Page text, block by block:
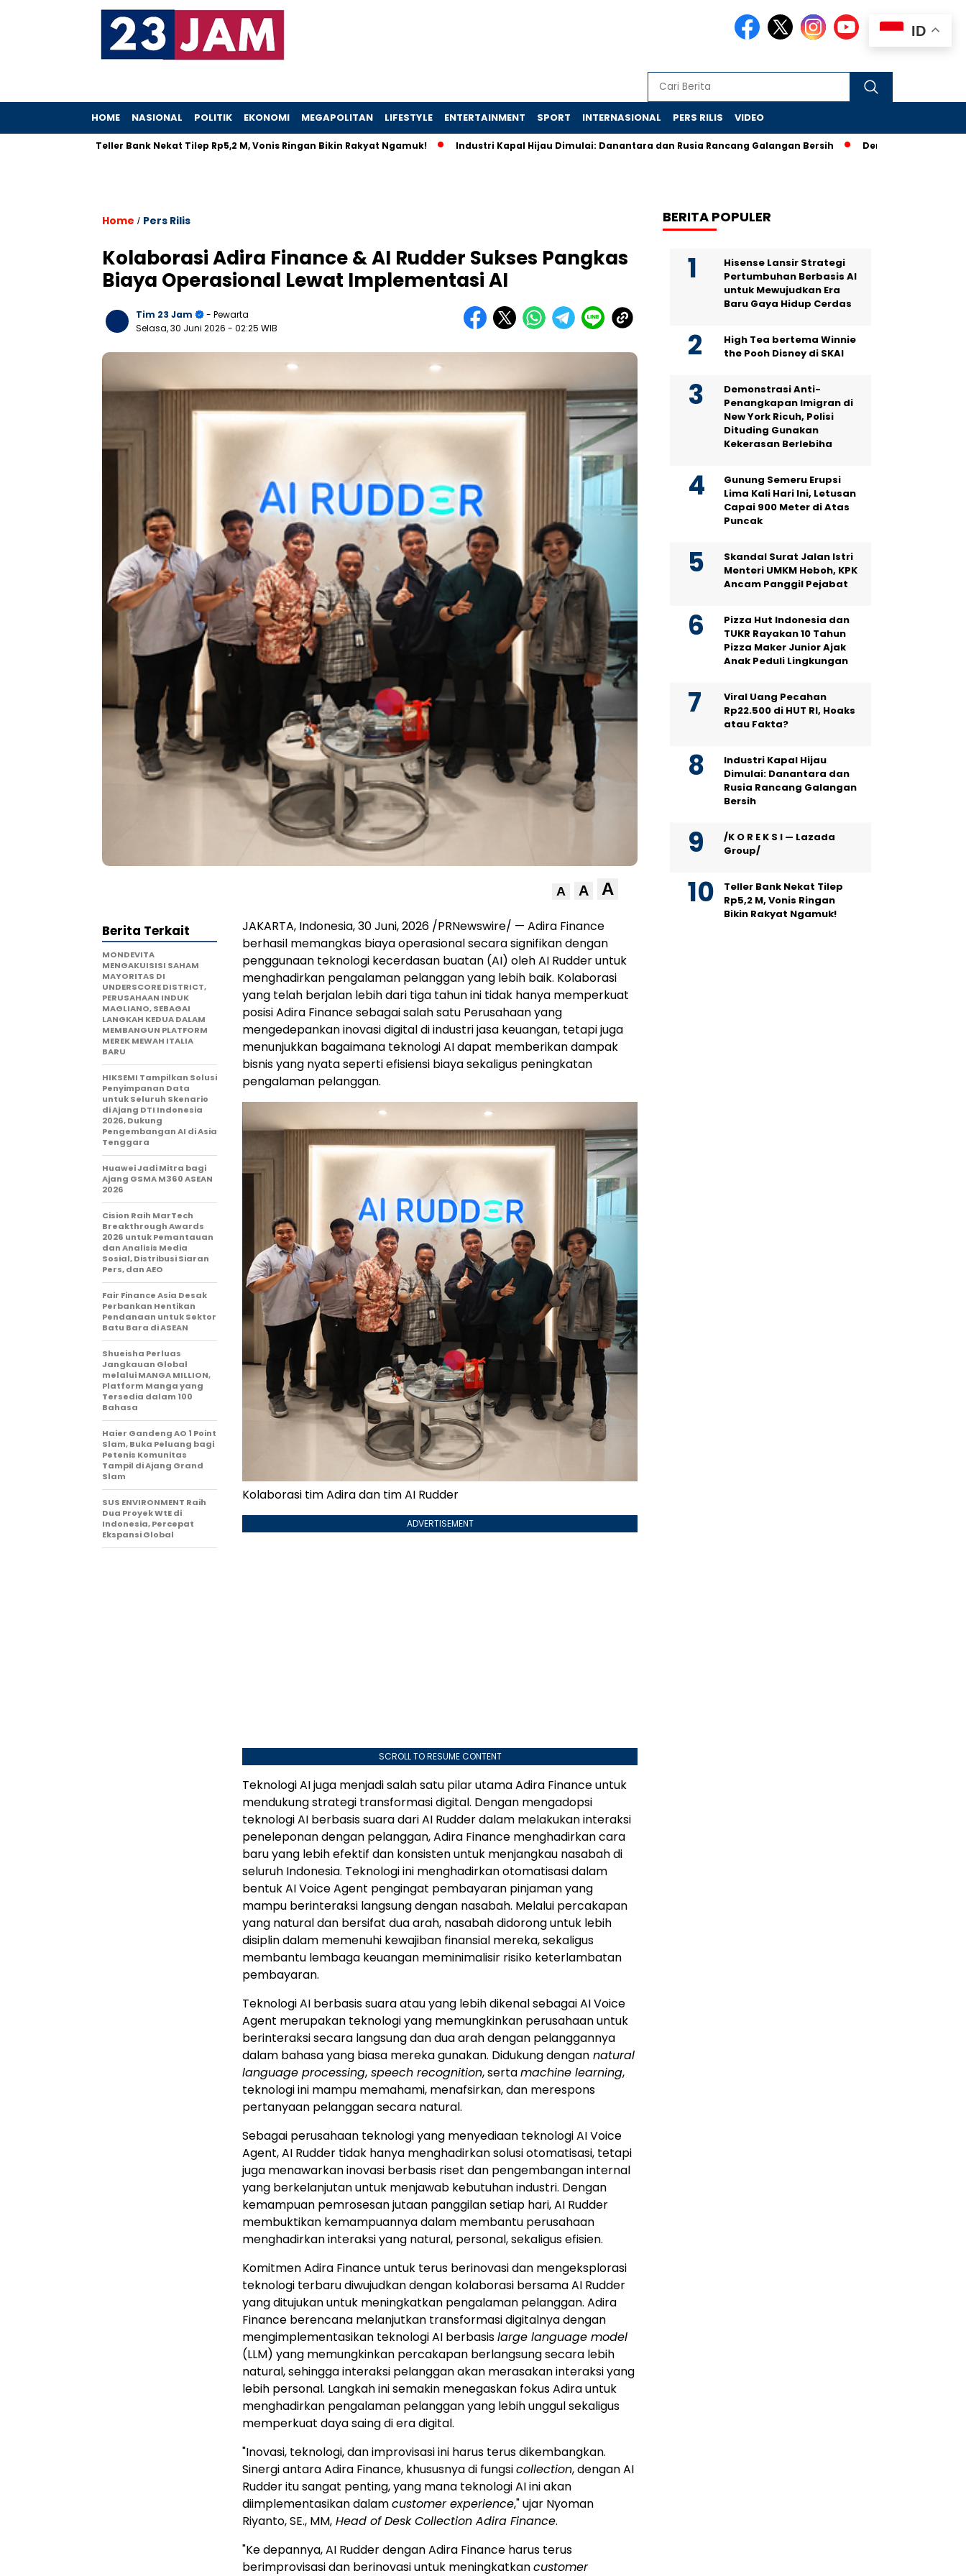
HOME NASIONAL POLITIK EKONOMI MEGAPOLITAN LIFESTYLE ENTERTAINMENT SPORT INTERNASIONAL PERS RILIS VIDEO
Teller Bank Nekat Tilep Rp5,2 M, Vonis Ringan Bikin Rakyat Ngamuk! Industri Kapal Hijau Dimulai: Danantara dan Rusia Rancang Galangan Bersih Demonstrasi Anti-
Home / Pers Rilis
Kolaborasi Adira Finance & AI Rudder Sukses Pangkas
Biaya Operasional Lewat Implementasi AI
Tim 23 Jam
- Pewarta
Selasa, 30 Juni 2026 - 02:25 WIB
A A A
JAKARTA, Indonesia,30 Juni, 2026 /PRNewswire/ — Adira Finance
berhasil memangkas biaya operasional secara signifikan dengan
penggunaan teknologi kecerdasan buatan (AI) oleh AI Rudder untuk
menghadirkan pengalaman pelanggan yang lebih baik. Kolaborasi
yang telah berjalan lebih dari tiga tahun ini tidak hanya memperkuat
posisi Adira Finance sebagai salah satu Perusahaan yang
mengedepankan inovasi digital di industri jasa keuangan, tetapi juga
menunjukkan bagaimana teknologi AI dapat memberikan dampak
bisnis yang nyata seperti efisiensi biaya sekaligus peningkatan
pengalaman pelanggan.
Kolaborasi tim Adira dan tim AI Rudder
ADVERTISEMENT
SCROLL TO RESUME CONTENT
Teknologi AI juga menjadi salah satu pilar utama Adira Finance untuk
mendukung strategi transformasi digital. Dengan mengadopsi
teknologi AI berbasis suara dari AI Rudder dalam melakukan interaksi
peneleponan dengan pelanggan, Adira Finance menghadirkan cara
baru yang lebih efektif dan konsisten untuk menjangkau nasabah di
seluruh Indonesia. Teknologi ini menghadirkan otomatisasi dalam
bentuk AI Voice Agent pengingat pembayaran pinjaman yang
mampu berinteraksi langsung dengan nasabah. Melalui percakapan
yang natural dan bersifat dua arah, nasabah didorong untuk lebih
disiplin dalam memenuhi kewajiban finansial mereka, sekaligus
membantu lembaga keuangan meminimalisir risiko keterlambatan
pembayaran.
Teknologi AI berbasis suara atau yang lebih dikenal sebagai AI Voice
Agent merupakan teknologi yang memungkinkan perusahaan untuk
berinteraksi secara langsung dan dua arah dengan pelanggannya
dalam bahasa yang biasa mereka gunakan. Didukung dengan natural
language processing, speech recognition, sertamachine learning,
teknologi ini mampu memahami, menafsirkan, dan merespons
pertanyaan pelanggan secara natural.
Sebagai perusahaan teknologi yang menyediaan teknologi AI Voice
Agent, AI Rudder tidak hanya menghadirkan solusi otomatisasi, tetapi
juga menawarkan inovasi berbasis riset dan pengembangan internal
yang berkelanjutan untuk menjawab kebutuhan industri. Dengan
kemampuan pemrosesan jutaan panggilan setiap hari, AI Rudder
membuktikan kemampuannya dalam membantu perusahaan
menghadirkan interaksi yang natural, personal, sekaligus efisien.
Komitmen Adira Finance untuk terus berinovasi dan mengeksplorasi
teknologi terbaru diwujudkan dengan kolaborasi bersama AI Rudder
yang ditujukan untuk meningkatkan pengalaman pelanggan. Adira
Finance berencana melanjutkan transformasi digitalnya dengan
mengimplementasikan teknologi AI berbasislarge language model
(LLM) yang memungkinkan percakapan berlangsung secara lebih
natural, sehingga interaksi pelanggan akan merasakan interaksi yang
lebih personal. Langkah ini semakin menegaskan fokus Adira untuk
menghadirkan pengalaman pelanggan yang lebih unggul sekaligus
memperkuat daya saing di era digital.
"Inovasi, teknologi, dan improvisasi ini harus terus dikembangkan.
Sinergi antara Adira Finance, khususnya di fungsicollection, dengan AI
Rudder itu sangat penting, yang mana teknologi AI ini akan
diimplementasikan dalamcustomer experience," ujar Nyoman
Riyanto, SE., MM, Head of Desk Collection Adira Finance.
"Ke depannya, AI Rudder dengan Adira Finance harus terus
berimprovisasi dan berinovasi untuk meningkatkancustomer
Berita Terkait
MONDEVITA
MENGAKUISISI SAHAM
MAYORITAS DI
UNDERSCORE DISTRICT,
PERUSAHAAN INDUK
MAGLIANO, SEBAGAI
LANGKAH KEDUA DALAM
MEMBANGUN PLATFORM
MEREK MEWAH ITALIA
BARU
HIKSEMI Tampilkan Solusi
Penyimpanan Data
untuk Seluruh Skenario
di Ajang DTI Indonesia
2026, Dukung
Pengembangan AI di Asia
Tenggara
Huawei Jadi Mitra bagi
Ajang GSMA M360 ASEAN
2026
Cision Raih MarTech
Breakthrough Awards
2026 untuk Pemantauan
dan Analisis Media
Sosial, Distribusi Siaran
Pers, dan AEO
Fair Finance Asia Desak
Perbankan Hentikan
Pendanaan untuk Sektor
Batu Bara di ASEAN
Shueisha Perluas
Jangkauan Global
melalui MANGA MILLION,
Platform Manga yang
Tersedia dalam 100
Bahasa
Haier Gandeng AO 1 Point
Slam, Buka Peluang bagi
Petenis Komunitas
Tampil di Ajang Grand
Slam
SUS ENVIRONMENT Raih
Dua Proyek WtE di
Indonesia, Percepat
Ekspansi Global
BERITA POPULER
Hisense Lansir Strategi
Pertumbuhan Berbasis AI
untuk Mewujudkan Era
Baru Gaya Hidup Cerdas
High Tea bertema Winnie
the Pooh Disney di SKAI
Demonstrasi Anti-
Penangkapan Imigran di
New York Ricuh, Polisi
Dituding Gunakan
Kekerasan Berlebiha
Gunung Semeru Erupsi
Lima Kali Hari Ini, Letusan
Capai 900 Meter di Atas
Puncak
Skandal Surat Jalan Istri
Menteri UMKM Heboh, KPK
Ancam Panggil Pejabat
Pizza Hut Indonesia dan
TUKR Rayakan 10 Tahun
Pizza Maker Junior Ajak
Anak Peduli Lingkungan
Viral Uang Pecahan
Rp22.500 di HUT RI, Hoaks
atau Fakta?
Industri Kapal Hijau
Dimulai: Danantara dan
Rusia Rancang Galangan
Bersih
/K O R E K S I — Lazada
Group/
Teller Bank Nekat Tilep
Rp5,2 M, Vonis Ringan
Bikin Rakyat Ngamuk!
ID